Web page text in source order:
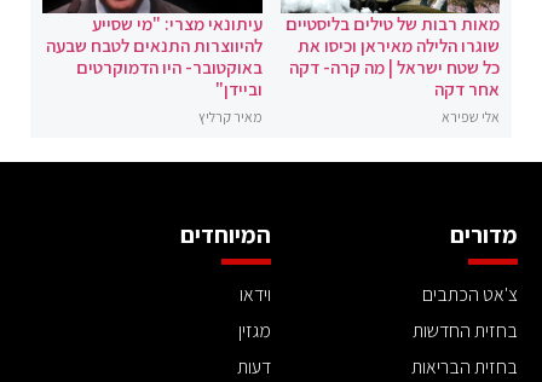
מאות רבות של טילים בליסטיים
שוגרו הלילה מאיראן וכיסו את
כל שטח ישראל | מה קרה- דקה
אחר דקה
אלי שפירא
עיתונאי מצרי: "מי שסייע
להיווצרות התנאים לטבח שבעה
באוקטובר- היו הדמוקרטים
וביידן"
מאיר קרליץ
מדורים
צ'אט הכתבים
בחזית החדשות
בחזית הבריאות
המיוחדים
וידאו
מגזין
דעות